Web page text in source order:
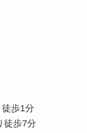
歩1分
徒歩7分